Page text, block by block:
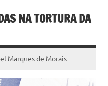
NA TORTURA DA
Marques de Morais